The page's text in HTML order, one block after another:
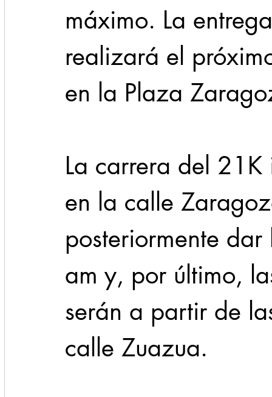
máximo. La
realizará el
en la Plaza
La carrera del
en la calle
posteriormente
am y, por último,
serán a partir de
calle Zuazua.